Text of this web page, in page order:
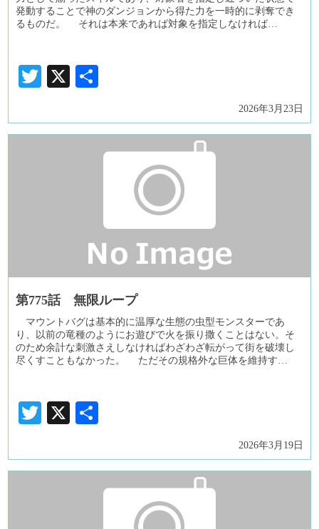
発動することで神のダンジョンから得た力を一時的に剥奪でき
るものだ。 それは本来であれば対象を指定しなければ…
Twitter
X
2026年3月23日
第775話 無限ループ
マウントバグは基本的に温厚な生態の虫型モンスターであ
り、以前の竜種のようにお遊びで火を振り撒くことはない。そ
のため余計な刺激さえしなければわざわざ転がって街を破壊し
尽くすこともなかった。 ただその規格外な巨体を維持す…
Twitter
X
2026年3月19日